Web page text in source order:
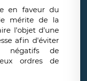
en faveur du
mérite de la
l'objet d'une
afin d'éviter
négatifs de
ordres de